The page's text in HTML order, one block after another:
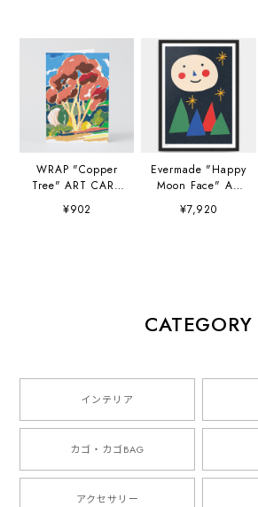
WRAP "Copper
Tree" ART CARD
Artwork by
Charlotte Trounce
¥902
Evermade "Happy
Moon Face" A3
(297×420mm) Art
Print Artwork by
¥7,920
CATEGORY
インテリア
カゴ・カゴBAG
アクセサリー